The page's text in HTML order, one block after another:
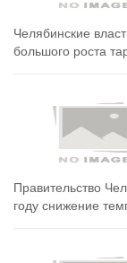
Челябинские
большого роста
Правительство
году снижение